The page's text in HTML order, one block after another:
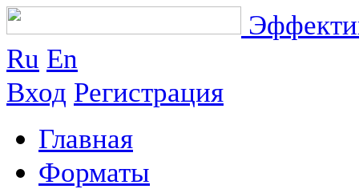
Ru En
Вход Регистрация
Главная
Форматы